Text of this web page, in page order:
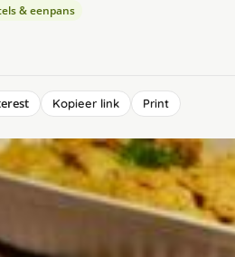
& eenpans
Kopieer link Print